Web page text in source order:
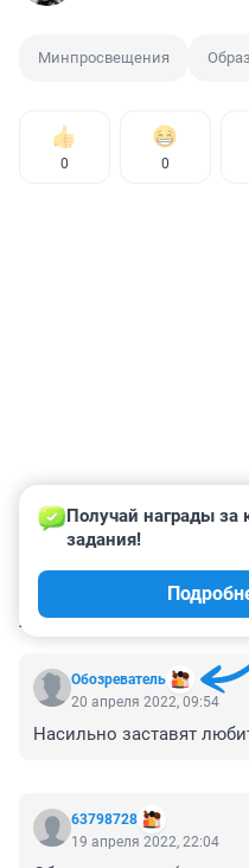
Минпросвещения
0 0
КОММЕНТАРИИ 100
Обозреватель
Получай награды за
задания!
20 апреля 2022, 09:54
Насильно заставят
63798728
19 апреля 2022, 22:04